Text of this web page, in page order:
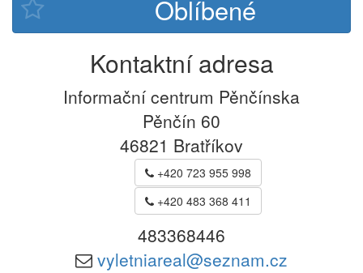
Kontaktní adresa
Informační centrum Pěnčínska
Pěnčín 60
46821 Bratříkov
+420 723 955 998
+420 483 368 411
483368446
vyletniareal@seznam.cz